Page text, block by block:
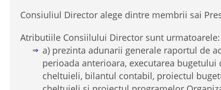
Consiuliul Director alege dintre membrii sai
Atributiile Consiilului Director sunt urmatoarele:
a) prezinta adunarii generale raportul de
perioada anterioara, executarea bugetului
cheltuieli, bilantul contabil, proiectul